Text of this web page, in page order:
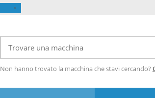
Non hanno trovato la macchina che stavi cercando?